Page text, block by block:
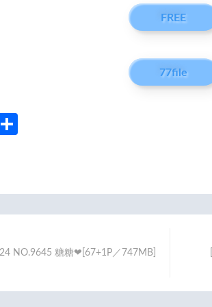
FREE
77file
E
NO.9645 糖糖❤[67+1P／747MB]